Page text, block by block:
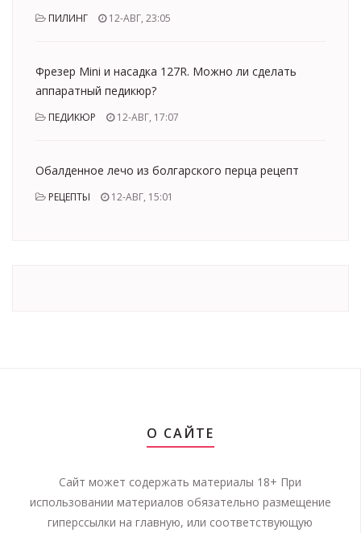
ПИЛИНГ 12-АВГ, 23:05
Фрезер Mini и насадка 127R. Можно ли сделать
аппаратный педикюр?
ПЕДИКЮР 12-АВГ, 17:07
Обалденное лечо из болгарского перца рецепт
РЕЦЕПТЫ 12-АВГ, 15:01
О САЙТЕ
Сайт может содержать материалы 18+ При
использовании материалов обязательно размещение
гиперссылки на главную, или соответствующую